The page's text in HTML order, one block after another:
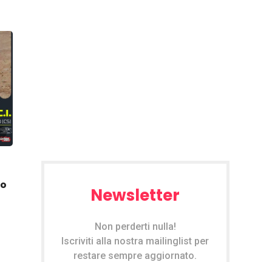
Newsletter
Non perderti nulla!
Iscriviti alla nostra mailinglist per
restare sempre aggiornato.